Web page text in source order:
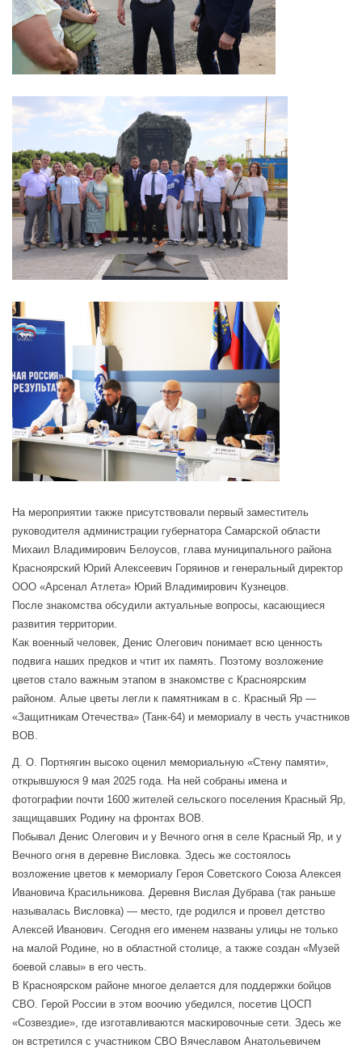
На мероприятии также присутствовали первый заместитель
руководителя администрации губернатора Самарской области
Михаил Владимирович Белоусов, глава муниципального района
Красноярский Юрий Алексеевич Горяинов и генеральный директор
ООО «Арсенал Атлета» Юрий Владимирович Кузнецов.
После знакомства обсудили актуальные вопросы, касающиеся
развития территории.
Как военный человек, Денис Олегович понимает всю ценность
подвига наших предков и чтит их память. Поэтому возложение
цветов стало важным этапом в знакомстве с Красноярским
районом. Алые цветы легли к памятникам в с. Красный Яр —
«Защитникам Отечества» (Танк-64) и мемориалу в честь участников
ВОВ.
Д. О. Портнягин высоко оценил мемориальную «Стену памяти»,
открывшуюся 9 мая 2025 года. На ней собраны имена и
фотографии почти 1600 жителей сельского поселения Красный Яр,
защищавших Родину на фронтах ВОВ.
Побывал Денис Олегович и у Вечного огня в селе Красный Яр, и у
Вечного огня в деревне Висловка. Здесь же состоялось
возложение цветов к мемориалу Героя Советского Союза Алексея
Ивановича Красильникова. Деревня Вислая Дубрава (так раньше
называлась Висловка) — место, где родился и провел детство
Алексей Иванович. Сегодня его именем названы улицы не только
на малой Родине, но в областной столице, а также создан «Музей
боевой славы» в его честь.
В Красноярском районе многое делается для поддержки бойцов
СВО. Герой России в этом воочию убедился, посетив ЦОСП
«Созвездие», где изготавливаются маскировочные сети. Здесь же
он встретился с участником СВО Вячеславом Анатольевичем